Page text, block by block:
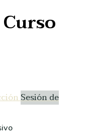
Sesión de